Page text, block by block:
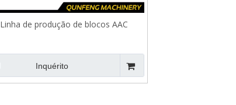
Linha de produção de blocos AAC
Inquérito